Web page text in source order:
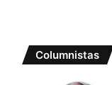
Columnistas